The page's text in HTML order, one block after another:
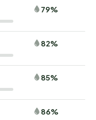
79%
82%
85%
86%